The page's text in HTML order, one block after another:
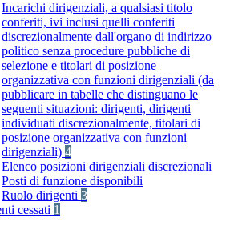
Incarichi dirigenziali, a qualsiasi titolo
conferiti, ivi inclusi quelli conferiti
discrezionalmente dall'organo di indirizzo
politico senza procedure pubbliche di
selezione e titolari di posizione
organizzativa con funzioni dirigenziali (da
pubblicare in tabelle che distinguano le
seguenti situazioni: dirigenti, dirigenti
individuati discrezionalmente, titolari di
posizione organizzativa con funzioni
dirigenziali) 4
Elenco posizioni dirigenziali discrezionali
Posti di funzione disponibili
Ruolo dirigenti 3
cessati 1